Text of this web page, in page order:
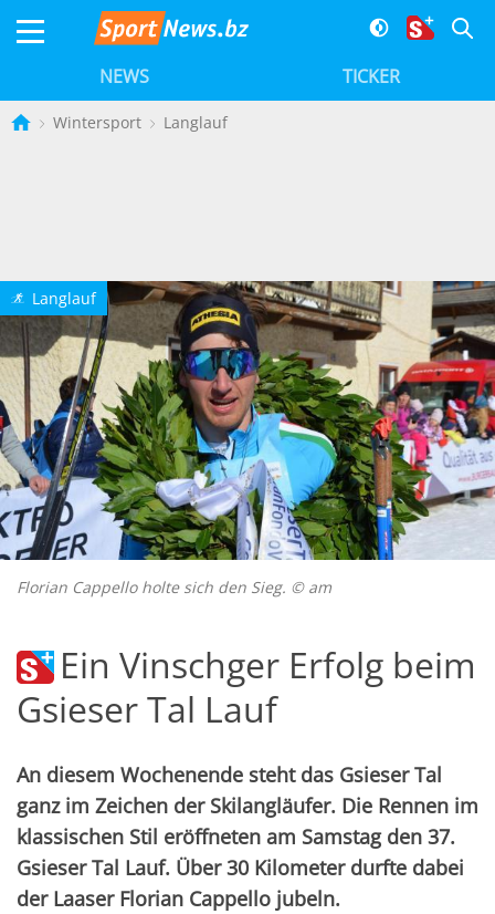
NEWS TICKER
Wintersport Langlauf
o Langlauf
Florian Cappello holte sich den Sieg. © am
Ein Vinschger Erfolg beim
Gsieser Tal Lauf
An diesem Wochenende steht das Gsieser Tal
ganz im Zeichen der Skilangläufer. Die Rennen im
klassischen Stil eröffneten am Samstag den 37.
Gsieser Tal Lauf. Über 30 Kilometer durfte dabei
der Laaser Florian Cappello jubeln.